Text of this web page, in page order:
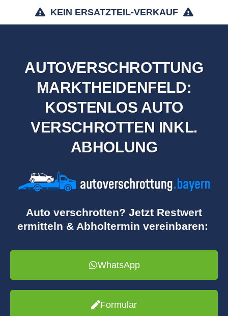
KEIN ERSATZTEIL-VERKAUF
AUTOVERSCHROTTUNG
MARKTHEIDENFELD:
KOSTENLOS AUTO
VERSCHROTTEN INKL.
ABHOLUNG
Auto verschrotten? Jetzt Restwert
ermitteln & Abholtermin vereinbaren:
WhatsApp
Formular